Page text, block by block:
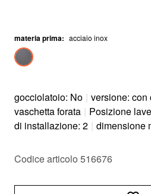
materia prima: acciaio inox
gocciolatoio: No | versione: con
vaschetta forata | Posizione
di installazione: 2 | dimensione
Codice articolo 516676